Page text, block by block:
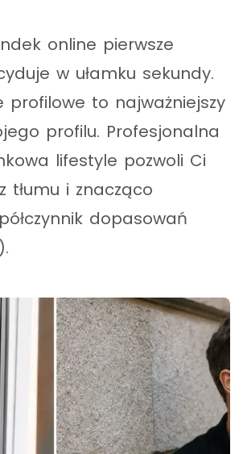
online pierwsze
w ułamku sekundy.
profilowe to najważniejszy
profilu. Profesjonalna
lifestyle pozwoli Ci
tłumu i znacząco
dopasowań